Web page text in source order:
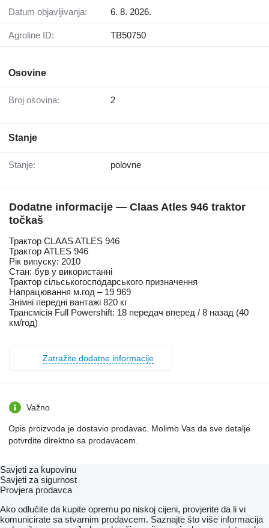
Datum objavljivanja: 6. 8. 2026.
Agroline ID: TB50750
Osovine
Broj osovina: 2
Stanje
Stanje: polovne
Dodatne informacije — Claas Atles 946 traktor
točkaš
Трактор CLAAS ATLES 946
Трактор ATLES 946
Рік випуску: 2010
Стан: був у використанні
Трактор сільськогосподарського призначення
Напрацювання м.год – 19 969
Знімні передні вантажі 820 кг
Трансмісія Full Powershift: 18 передач вперед / 8 назад (40
км/год)
Zatražite dodatne informacije
Važno
Opis proizvoda je dostavio prodavac. Molimo Vas da sve detalje
potvrdite direktno sa prodavacem.
Savjeti za kupovinu
Savjeti za sigurnost
Provjera prodavca
Ako odlučite da kupite opremu po niskoj cijeni, provjerite da li vi
komunicirate sa stvarnim prodavcem. Saznajte što više informacija